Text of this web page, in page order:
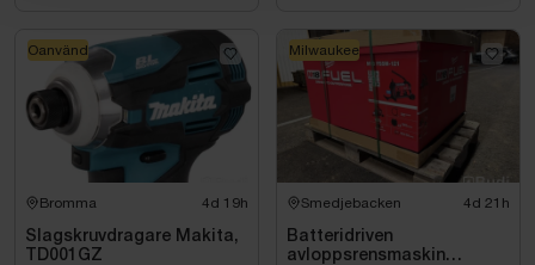
Bromma 4d 19h
Slagskruvdragare Makita,
TD001GZ
Oanvänd
Smedjebacken 4d 21h
Batteridriven
avloppsrensmaskin
Milwaukee